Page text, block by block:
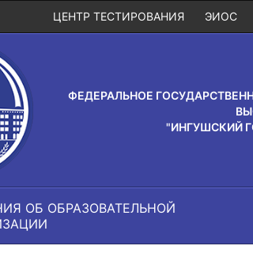
ЭИОС
ЦЕНТР ТЕСТИРОВАНИЯ
ФЕДЕРАЛЬНОЕ
"ИНГУШСКИЙ
ОБ ОБРАЗОВАТЕЛЬНОЙ